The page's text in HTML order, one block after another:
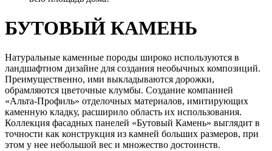
БУТОВЫЙ КАМЕНЬ
Натуральные каменные породы широко используются в
ландшафтном дизайне для создания необычных композиций.
Преимущественно, ими выкладываются дорожки,
обрамляются цветочные клумбы. Создание компанией
«Альта-Профиль» отделочных материалов, имитирующих
каменную кладку, расширило область их использования.
Коллекция фасадных панелей «Бутовый Камень» выглядит в
точности как конструкция из камней больших размеров, при
этом у нее небольшой вес и множество достоинств.